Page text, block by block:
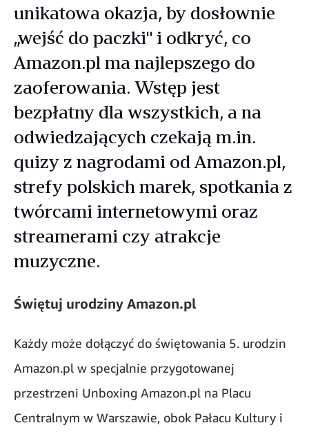
unikatowa okazja, by dosłownie
„wejść do paczki" i odkryć, co
Amazon.pl ma najlepszego do
zaoferowania. Wstęp jest
bezpłatny dla wszystkich, a na
odwiedzających czekają m.in.
quizy z nagrodami od Amazon.pl,
strefy polskich marek, spotkania z
twórcami internetowymi oraz
streamerami czy atrakcje
muzyczne.
Świętuj urodziny Amazon.pl
Każdy może dołączyć do świętowania 5. urodzin
Amazon.pl w specjalnie przygotowanej
przestrzeni Unboxing Amazon.pl na Placu
Centralnym w Warszawie, obok Pałacu Kultury i